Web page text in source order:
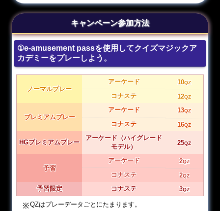
キャンペーン参加方法
①e-amusement passを使用してクイズマジックア
カデミーをプレーしよう。
ノーマルプレー
アーケード 10QZ
コナステ 12QZ
プレミアムプレー
アーケード 13QZ
コナステ 16QZ
HGプレミアムプレー
アーケード（ハイグレード
モデル）
25QZ
予習
アーケード 2QZ
コナステ 2QZ
予習限定 コナステ 3QZ
QZはプレーデータごとにたまります。